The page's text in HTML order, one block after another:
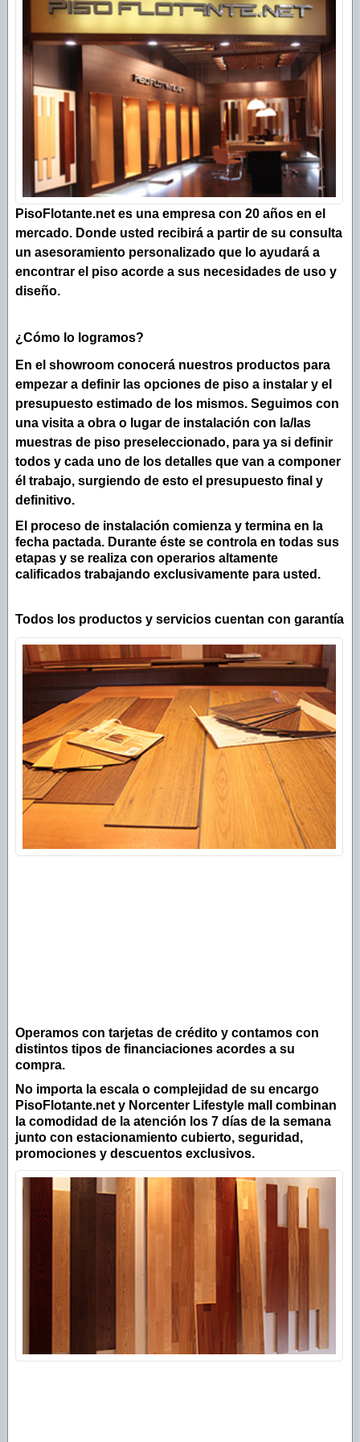
SPC Lounge
SPC Rustic tabla larga
SPC Extreme
PisoFlotante.net es una empresa con 20 años en el
mercado. Donde usted recibirá a partir de su consulta
un asesoramiento personalizado que lo ayudará a
encontrar el piso acorde a sus necesidades de uso y
diseño.
¿Cómo lo logramos?
En el showroom conocerá nuestros productos para
empezar a definir las opciones de piso a instalar y el
presupuesto estimado de los mismos. Seguimos con
una visita a obra o lugar de instalación con la/las
muestras de piso preseleccionado, para ya si definir
todos y cada uno de los detalles que van a componer
él trabajo, surgiendo de esto el presupuesto final y
definitivo.
El proceso de instalación comienza y termina en la
fecha pactada. Durante éste se controla en todas sus
etapas y se realiza con operarios altamente
calificados trabajando exclusivamente para usted.
Todos los productos y servicios cuentan con garantía
Operamos con tarjetas de crédito y contamos con
distintos tipos de financiaciones acordes a su
compra.
No importa la escala o complejidad de su encargo
PisoFlotante.net y Norcenter Lifestyle mall combinan
la comodidad de la atención los 7 días de la semana
junto con estacionamiento cubierto, seguridad,
promociones y descuentos exclusivos.